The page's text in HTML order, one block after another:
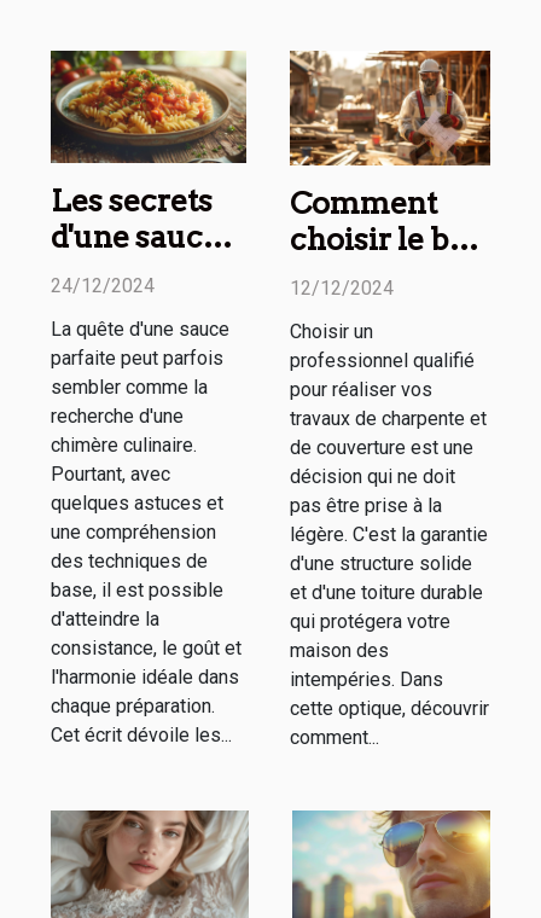
Les secrets
d'une sauce
parfaite à
24/12/2024
La quête d'une sauce
parfaite peut parfois
sembler comme la
recherche d'une
chimère culinaire.
Pourtant, avec
quelques astuces et
une compréhension
des techniques de
base, il est possible
d'atteindre la
consistance, le goût et
l'harmonie idéale dans
chaque préparation.
Cet écrit dévoile les...
Comment
choisir le bon
professionnel
travaux de
charpente et
couverture
12/12/2024
Choisir un
professionnel qualifié
pour réaliser vos
travaux de charpente et
de couverture est une
décision qui ne doit
pas être prise à la
légère. C'est la garantie
d'une structure solide
et d'une toiture durable
qui protégera votre
maison des
intempéries. Dans
cette optique, découvrir
comment...